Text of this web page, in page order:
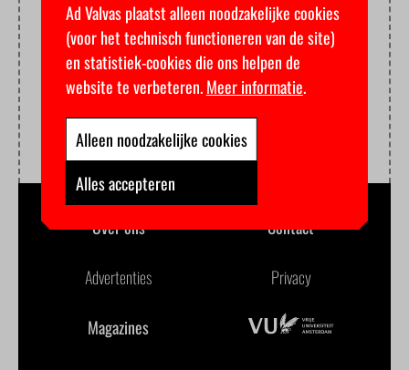
Over ons Contact
Advertenties Privacy
Magazines
Ad Valvas plaatst alleen noodzakelijke cookies
(voor het technisch functioneren van de site)
en statistiek-cookies die ons helpen de
website te verbeteren.Meer informatie.
Alleen noodzakelijke cookies
Alles accepteren